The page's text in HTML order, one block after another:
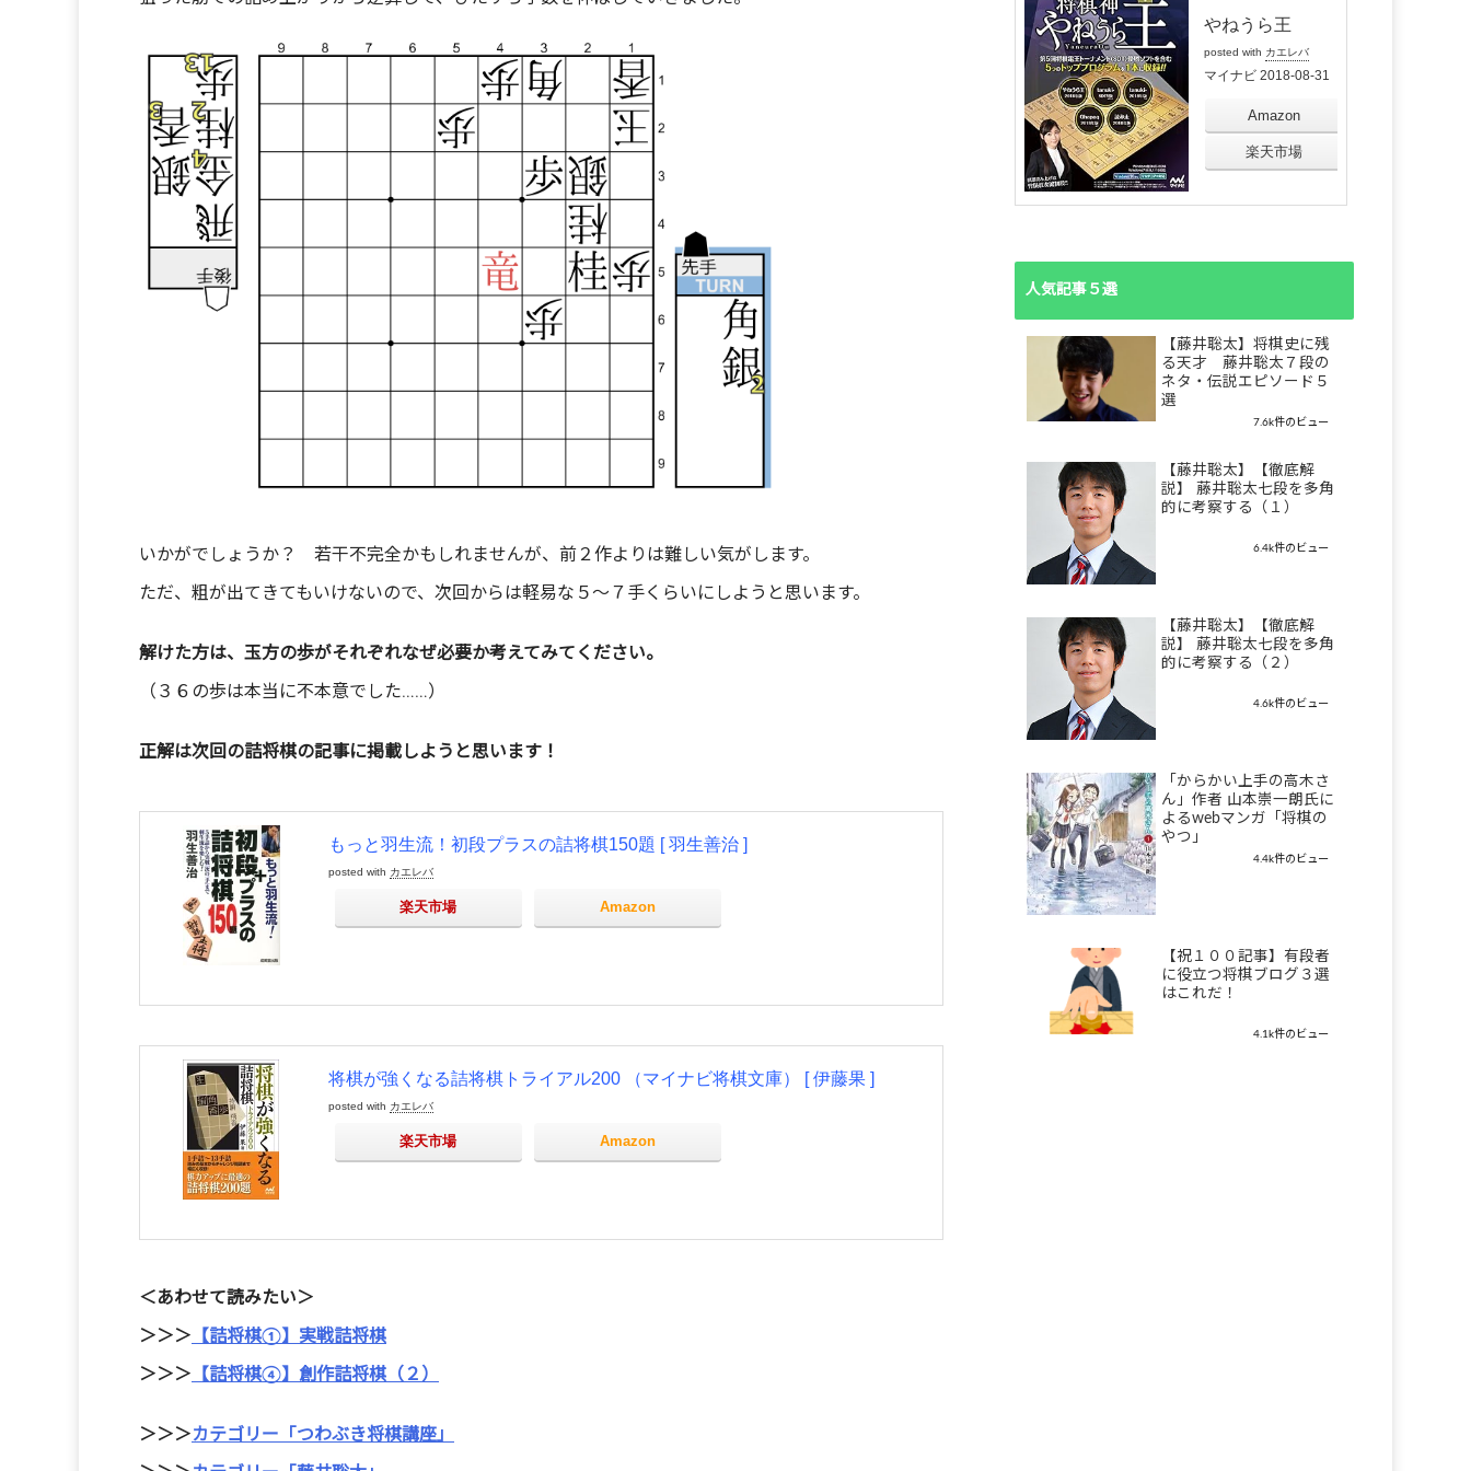
いかがでしょうか？ 若干不完全かもしれませんが、前２作よりは難しい気がします。
ただ、粗が出てきてもいけないので、次回からは軽易な５～７手くらいにしようと思います。
解けた方は、玉方の歩がそれぞれなぜ必要か考えてみてください。
（３６の歩は本当に不本意でした……）
正解は次回の詰将棋の記事に掲載しようと思います！
もっと羽生流！初段プラスの詰将棋150題 [ 羽生善治 ]
posted with カエレバ
楽天市場 Amazon
将棋が強くなる詰将棋トライアル200 （マイナビ将棋文庫） [ 伊藤果 ]
posted with カエレバ
楽天市場 Amazon
＜あわせて読みたい＞
＞＞＞ 【詰将棋①】実戦詰将棋
＞＞＞ 【詰将棋④】創作詰将棋（２）
＞＞＞カテゴリー「つわぶき将棋講座」
やねうら王
posted with カエレバ
マイナビ 2018-08-31
Amazon
楽天市場
人気記事５選
【藤井聡太】将棋史に残
る天才 藤井聡太７段の
ネタ・伝説エピソード５
選
7.6k件のビュー
【藤井聡太】【徹底解
説】 藤井聡太七段を多角
的に考察する（１）
6.4k件のビュー
【藤井聡太】【徹底解
説】 藤井聡太七段を多角
的に考察する（２）
4.6k件のビュー
「からかい上手の高木さ
ん」作者 山本崇一朗氏に
よるwebマンガ「将棋の
やつ」
4.4k件のビュー
【祝１００記事】有段者
に役立つ将棋ブログ３選
はこれだ！
4.1k件のビュー